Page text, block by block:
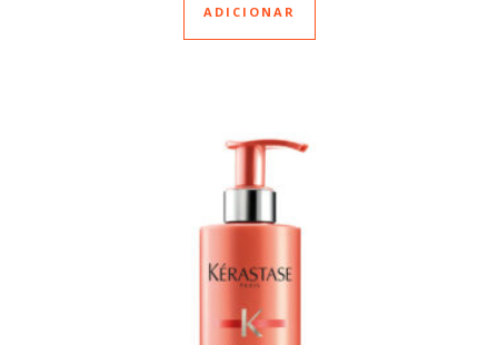
ADICIONAR